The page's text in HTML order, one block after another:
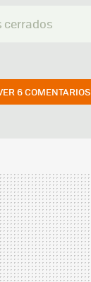
cerrados
6 COMENTARIOS